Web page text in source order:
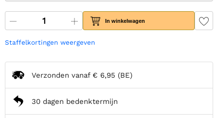
In winkelwagen
Staffelkortingen weergeven
Verzonden vanaf € 6,95 (BE)
30 dagen bedenktermijn